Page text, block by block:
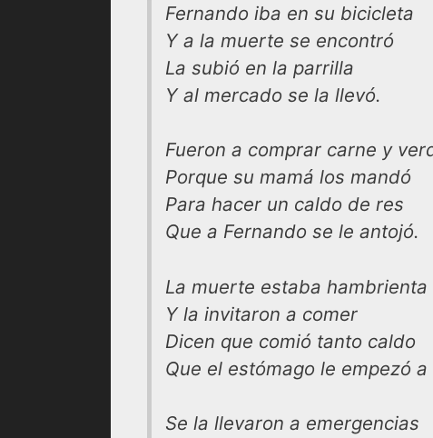
Fernando iba en su bicicleta
Y a la muerte se encontró
La subió en la parrilla
Y al mercado se la llevó.
Fueron a comprar carne y
Porque su mamá los mandó
Para hacer un caldo de res
Que a Fernando se le antojó.
La muerte estaba hambrienta
Y la invitaron a comer
Dicen que comió tanto caldo
Que el estómago le empezó a
Se la llevaron a emergencias